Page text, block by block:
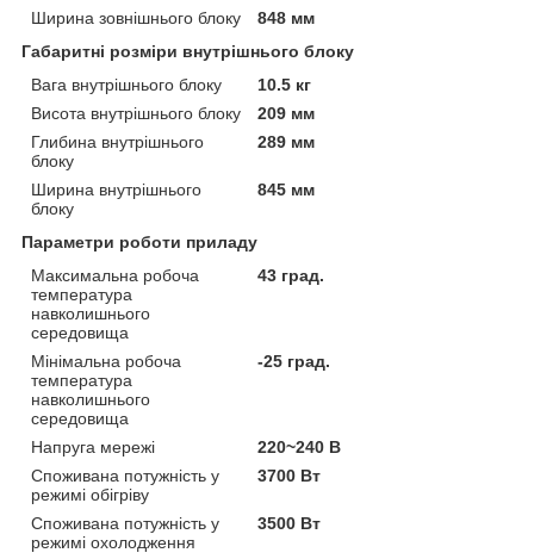
Ширина зовнішнього блоку
848 мм
Габаритні розміри внутрішнього блоку
Вага внутрішнього блоку
10.5 кг
Висота внутрішнього блоку
209 мм
Глибина внутрішнього
блоку
289 мм
Ширина внутрішнього
блоку
845 мм
Параметри роботи приладу
Максимальна робоча
температура
навколишнього
середовища
43 град.
Мінімальна робоча
температура
навколишнього
середовища
-25 град.
Напруга мережі
220~240 В
Споживана потужність у
режимі обігріву
3700 Вт
Споживана потужність у
режимі охолодження
3500 Вт